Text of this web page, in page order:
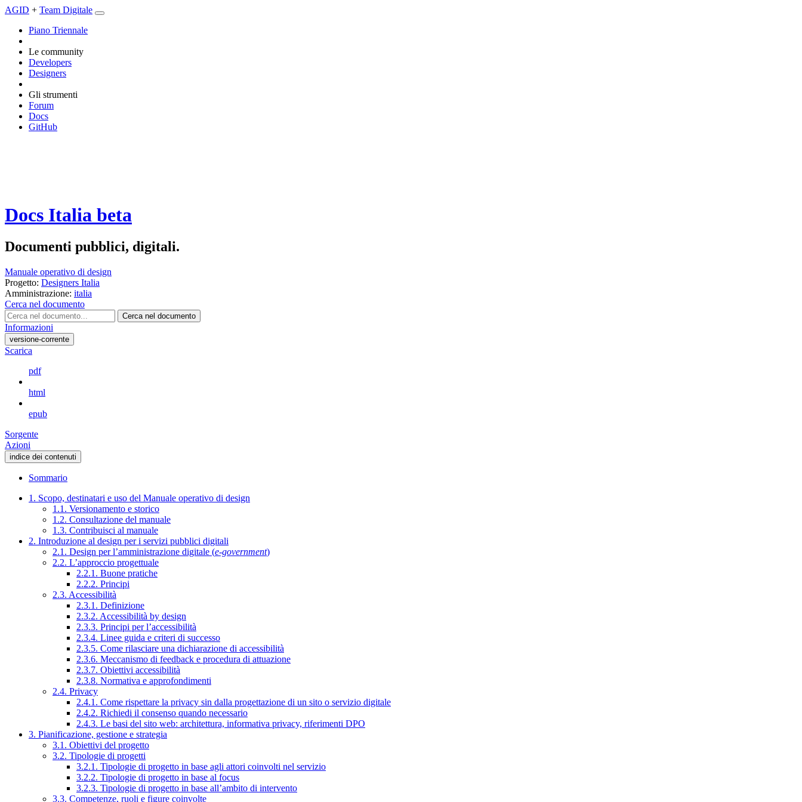
AGID + Team Digitale
Piano Triennale
Le community
Developers
Designers
Gli strumenti
Forum
Docs
GitHub
Docs Italia beta
Documenti pubblici, digitali.
Manuale operativo di design
Progetto: Designers Italia
Amministrazione: italia
Cerca nel documento
Cerca nel documento
Informazioni
versione-corrente
Scarica
pdf
html
epub
Sorgente
Azioni
indice dei contenuti
Sommario
1. Scopo, destinatari e uso del Manuale operativo di design
1.1. Versionamento e storico
1.2. Consultazione del manuale
1.3. Contribuisci al manuale
2. Introduzione al design per i servizi pubblici digitali
2.1. Design per l’amministrazione digitale (e-government)
2.2. L’approccio progettuale
2.2.1. Buone pratiche
2.2.2. Principi
2.3. Accessibilità
2.3.1. Definizione
2.3.2. Accessibilità by design
2.3.3. Principi per l’accessibilità
2.3.4. Linee guida e criteri di successo
2.3.5. Come rilasciare una dichiarazione di accessibilità
2.3.6. Meccanismo di feedback e procedura di attuazione
2.3.7. Obiettivi accessibilità
2.3.8. Normativa e approfondimenti
2.4. Privacy
2.4.1. Come rispettare la privacy sin dalla progettazione di un sito o servizio digitale
2.4.2. Richiedi il consenso quando necessario
2.4.3. Le basi del sito web: architettura, informativa privacy, riferimenti DPO
3. Pianificazione, gestione e strategia
3.1. Obiettivi del progetto
3.2. Tipologie di progetti
3.2.1. Tipologie di progetto in base agli attori coinvolti nel servizio
3.2.2. Tipologie di progetto in base al focus
3.2.3. Tipologie di progetto in base all’ambito di intervento
3.3. Competenze, ruoli e figure coinvolte